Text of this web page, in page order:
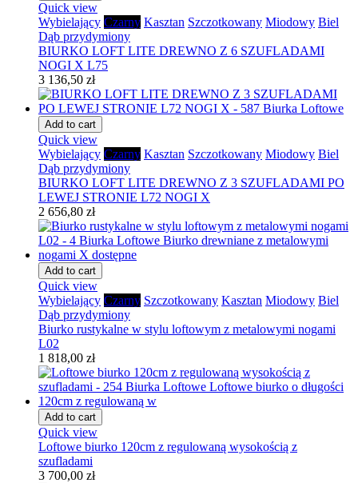
Quick view
Wybielający Czarny Kasztan Szczotkowany Miodowy Biel
Dąb przydymiony
BIURKO LOFT LITE DREWNO Z 6 SZUFLADAMI
NOGI X L75
3 136,50 zł
Add to cart
Quick view
Wybielający Czarny Kasztan Szczotkowany Miodowy Biel
Dąb przydymiony
BIURKO LOFT LITE DREWNO Z 3 SZUFLADAMI PO
LEWEJ STRONIE L72 NOGI X
2 656,80 zł
Add to cart
Quick view
Wybielający Czarny Szczotkowany Kasztan Miodowy Biel
Dąb przydymiony
Biurko rustykalne w stylu loftowym z metalowymi nogami
L02
1 818,00 zł
Add to cart
Quick view
Loftowe biurko 120cm z regulowaną wysokością z
szufladami
3 700,00 zł